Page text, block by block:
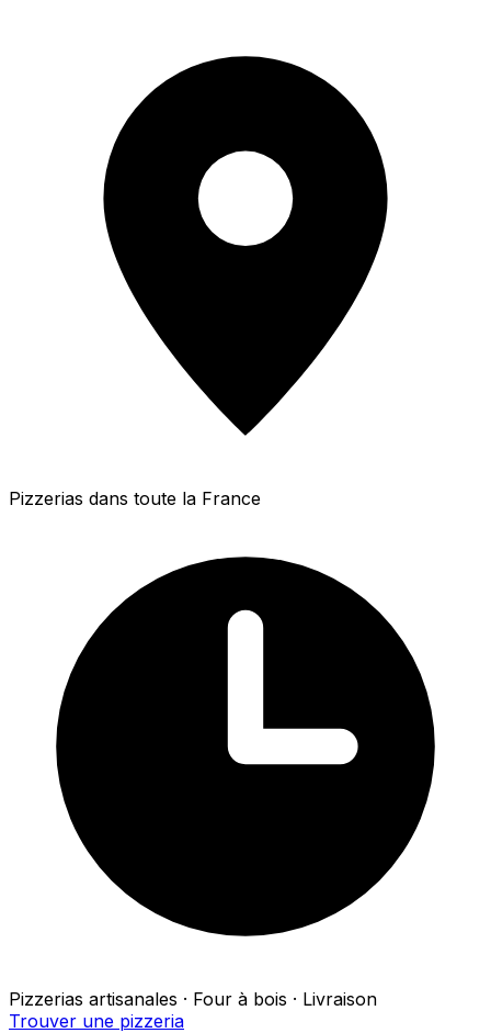
Pizzerias dans toute la France
Pizzerias artisanales · Four à bois · Livraison
Trouver une pizzeria